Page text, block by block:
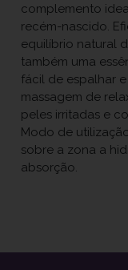
complemento
recém-nascido.
equilíbrio natural
também uma
fácil de espalhar
massagem de
peles irritadas e
Modo de
sobre a zona a
absorção.